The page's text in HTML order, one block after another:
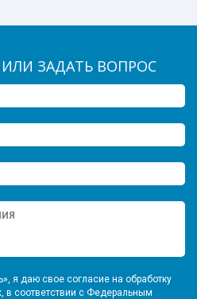
ЗАДАТЬ ВОПРОС
я даю свое согласие на обработку
в соответствии с Федеральным